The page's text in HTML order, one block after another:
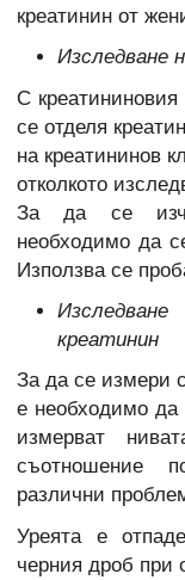
креатинин от
Изследване
С
се отделя
на креатининов
отколкото
За да се
необходимо да
Използва се
креатинин
За да се измери
е необходимо да
измерват
съотношение
различни
Уреята е
черния дроб при